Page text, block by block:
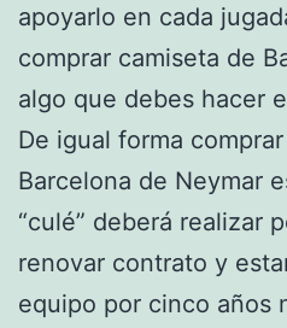
apoyarlo en cada
comprar camiseta de
algo que debes hacer
De igual forma
Barcelona de Neymar
“culé” deberá realizar
renovar contrato y
equipo por cinco años